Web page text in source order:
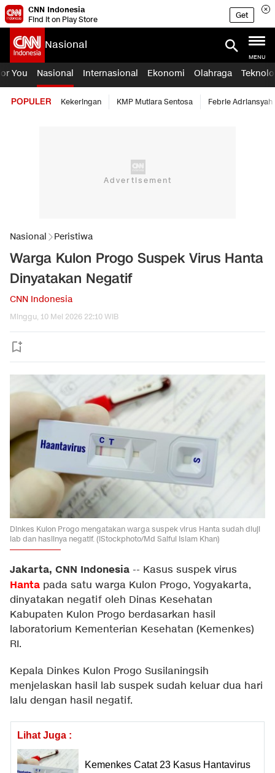
CNN Indonesia
Find it on Play Store
Get
Nasional
MENU
You Nasional Internasional Ekonomi Olahraga
POPULER Kekeringan KMP Mutiara Sentosa Febrie Adriansyah
Nasional Peristiwa
Warga Kulon Progo Suspek Virus Hanta
Dinyatakan Negatif
CNN Indonesia
Minggu, 10 Mei 2026 22:10 WIB
Dinkes Kulon Progo mengatakan warga suspek virus Hanta sudah diuji
lab dan hasilnya negatif. (iStockphoto/Md Saiful Islam Khan)
Jakarta, CNN Indonesia -- Kasus suspek virus
Hanta pada satu warga Kulon Progo, Yogyakarta,
dinyatakan negatif oleh Dinas Kesehatan
Kabupaten Kulon Progo berdasarkan hasil
laboratorium Kementerian Kesehatan (Kemenkes)
RI.
Kepala Dinkes Kulon Progo Susilaningsih
menjelaskan hasil lab suspek sudah keluar dua hari
lalu dengan hasil negatif.
Lihat Juga :
Kemenkes Catat 23 Kasus Hantavirus